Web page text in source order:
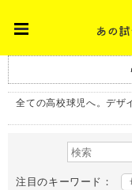
全ての高校球児へ。デザ
注目のキーワード：